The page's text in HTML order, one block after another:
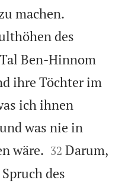
machen.
des
Ben-Hinnom
ihre Töchter im
ich ihnen
was nie in
wäre. 

32 Darum,
des